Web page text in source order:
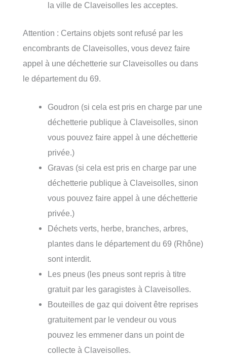
la ville de Claveisolles les acceptes.
Attention : Certains objets sont refusé par les
encombrants de Claveisolles, vous devez faire
appel à une déchetterie sur Claveisolles ou dans
le département du 69.
Goudron (si cela est pris en charge par une
déchetterie publique à Claveisolles, sinon
vous pouvez faire appel à une déchetterie
privée.)
Gravas (si cela est pris en charge par une
déchetterie publique à Claveisolles, sinon
vous pouvez faire appel à une déchetterie
privée.)
Déchets verts, herbe, branches, arbres,
plantes dans le département du 69 (Rhône)
sont interdit.
Les pneus (les pneus sont repris à titre
gratuit par les garagistes à Claveisolles.
Bouteilles de gaz qui doivent être reprises
gratuitement par le vendeur ou vous
pouvez les emmener dans un point de
collecte à Claveisolles.